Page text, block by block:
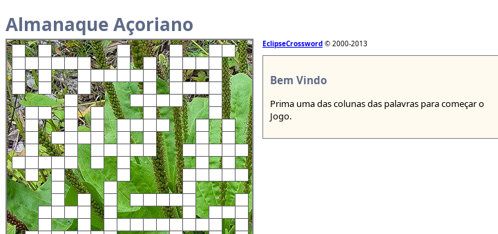
Almanaque Açoriano
EclipseCrossword © 2000-2013
Bem Vindo
Prima uma das colunas das palavras para começar o
Jogo.